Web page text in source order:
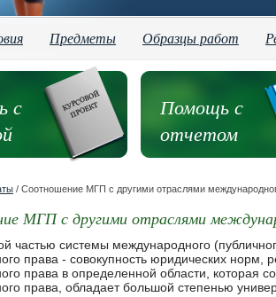
Предметы Образцы работ
с
Помощь с
отчетом
/ Соотношение МГП с другими отраслями
МГП с другими отраслями
нормы различных отраслей международного права "пересекаются" <4>. "Взаимопроникновение" отраслей международного права, по мнению С.В. Черниченко, объясняет объединение определенных норм международного права, принадлежащих к различным отраслям, в качестве предмета исследования <5>. В таком контексте речь идет о соотношении норм МГП с нормами других отраслей международного публичного права, их взаимодополняемости в условиях действия в различных ситуациях. Субъектами всех отраслей международного права являются: первичными - государства, народы и нации, борющиеся за самоопределение; производными - международные межправительственные организации; участниками отдельных видов международно-правовых отношений - правительство в изгнании (эмиграции), восставшая нация и воюющая нация (см. Приложение 6). <1> См.: Международное право: Учеб. / Отв. ред. Ю.М. Колосов, Э.С. Кривчикова. 2-е изд., перераб. и доп. М.: Междунар. отношения, Юрайт-Издат, 2007. С. 27. <2> Кафедра международного права МГЮА считает устоявшимися 20 отраслей международного права. См.: Ануфриева Л.П., Бекяшев Д.К., Бекяшев К.А. и др. Международное публичное право: Учеб. / Отв. ред. К.А. Бекяшев. 4-е изд., перераб. и доп. М.: ТК Велби, Проспект, 2007. С. 17. <3> См.: Международное право: Учеб. / Отв. ред. В.И. Кузнецов, Б.Р. Тузмухамедов. 2-е изд., перераб. и доп. М.: Норма, 2007. С. 64. <4> Аргументом в пользу этого является прямое указание, содержащееся в ст. 11 Конвенции о правах инвалидов 2006 г., о том, что государства-участники принимают в соответствии со своими обязательствами по международному праву, включая международное гуманитарное право и международное право прав человека, все необходимые меры для обеспечения защиты и безопасности инвалидов в ситуациях риска, включая вооруженные конфликты, чрезвычайные гуманитарные ситуации и стихийные бедствия. <5> См.: Международное право: Учеб. 3-е изд., перераб. и доп. М.: ТК Велби, Проспект, 2008. С. 33. Нормы МГП чаще всего соотносятся с нормами права международной безопасности, международным морским, воздушным, космическим правом, международным экологическим правом, международным уголовным правом, правом прав человека и др. Но умозрительный научный характер дифференциации отраслей международного права как сфер правовых знаний (конструкций) теряет значение, когда речь идет о правоприменении. Именно в этом проявляется комплексный характер международно-правовой системы, взаимосвязь и взаимозависимость отраслей, институтов и норм, взаимно обусловливающих и взаимодополняющих друг друга. Право международной безопасности - отрасль международного права, представляющая собой систему принципов и норм, регулирующих военно-политические отношения государств в целях обеспечения мира и международной безопасности <1> в различных областях (военной, политической, экономической, финансовой, гуманитарной, экологической и др.) <2>. Составными частями этой отрасли являются всеобщая безопасность, региональная безопасность, разоружение и меры доверия. Средства обеспечения международной безопасности подразделяются на три группы: 1) средства укрепления мира (разоружение, меры доверия, создание безъядерных зон); 2) средства поддержания мира (мирные средства разрешения конфликтов, операции по поддержанию мира); 3) средства восстановления мира (принудительные действия ООН). <1> См.: Ануфриева Л.П., Бекяшев Д.К., Бекяшев К.А. и др. Международное публичное право: Учеб. / Отв. ред. К.А. Бекяшев. 4-е изд., перераб. и доп. М.: ТК Велби, Проспект, 2007. С. 17. <2> См.: Международное право: Учеб. / Отв. ред. Ю.М. Колосов, Э.С. Кривчикова. 2-е изд., перераб. и доп. М.: Междунар. отношения, Юрайт-Издат, 2007. С. 404. Определения ряда отраслей международного права имеют схожие формулировки (совокупность юридических принципов и норм, устанавливающих правовой режим пространств и регулирующих отношения между государствами по поводу их использования) и отличаются лишь объектом регулирования. Таковы международное морское право <1>, международное воздушное право <2> и международное космическое право <3>. Важность этих отраслей продиктована тем, что они определяют территориальные